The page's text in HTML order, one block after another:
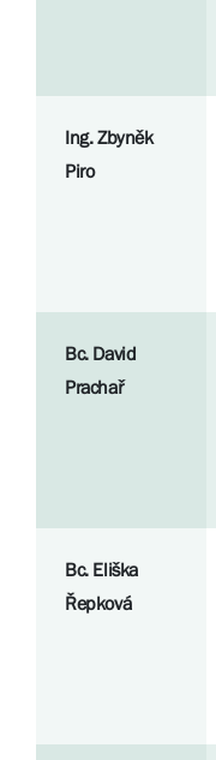
Ing. Zbyněk
Piro
Bc. David
Prachař
Bc. Eliška
Řepková